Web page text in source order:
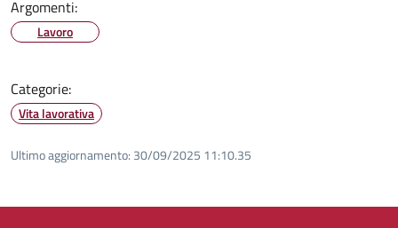
Argomenti:
Lavoro
Categorie:
Vita lavorativa
Ultimo aggiornamento: 30/09/2025 11:10.35